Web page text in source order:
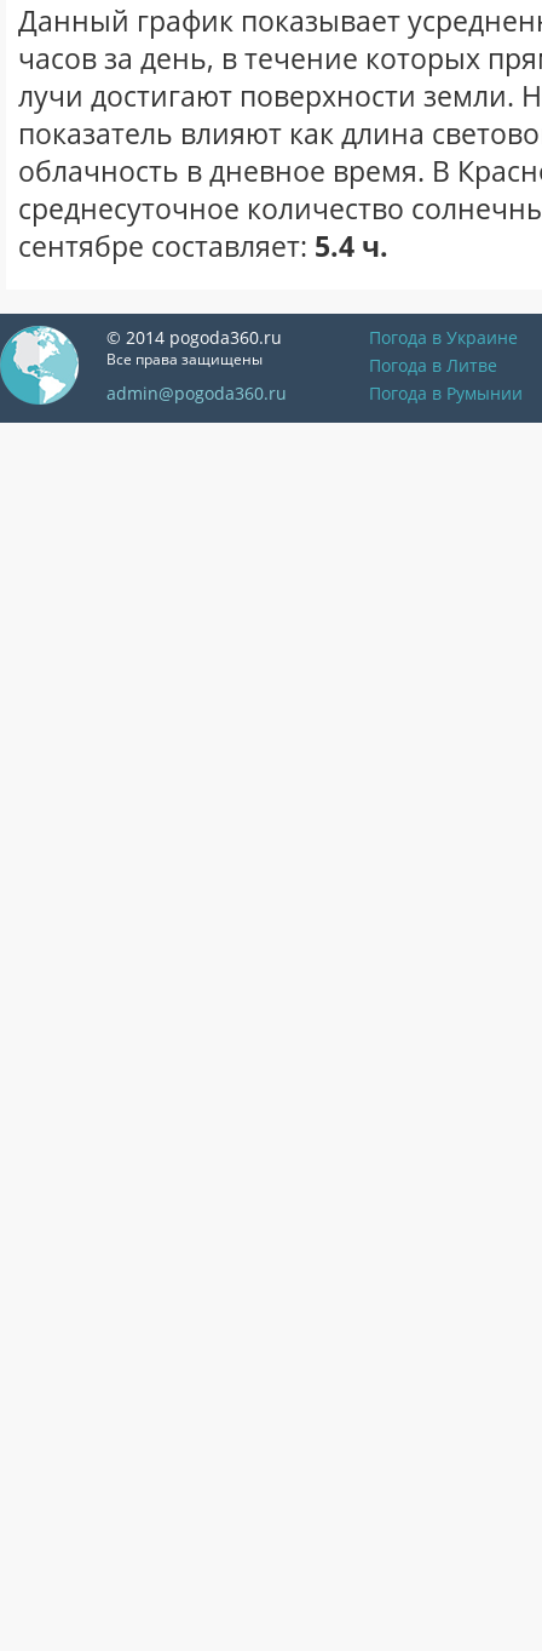
Данный график показывает
часов за день, в течение которых
лучи достигают поверхности земли.
показатель влияют как длина
облачность в дневное время. В
среднесуточное количество
сентябре составляет: 5.4 ч.
© 2014 pogoda360.ru
Все права защищены
admin@pogoda360.ru
Погода в Украине
Погода в Литве
Погода в Румынии